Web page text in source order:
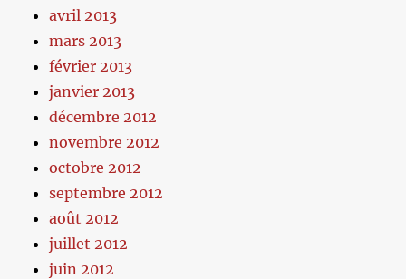
avril 2013
mars 2013
février 2013
janvier 2013
décembre 2012
novembre 2012
octobre 2012
septembre 2012
août 2012
juillet 2012
juin 2012